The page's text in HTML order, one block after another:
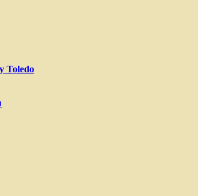
Toledo